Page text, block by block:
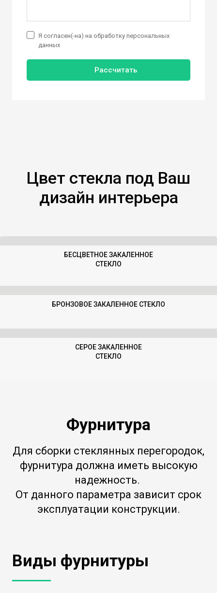
Рассчитать
Я согласен(-на) на обработку персональных
данных
Цвет стекла под Ваш
дизайн интерьера
Прозрачное стекло
БЕСЦВЕТНОЕ ЗАКАЛЕННОЕ
СТЕКЛО
БРОНЗОВОЕ ЗАКАЛЕННОЕ СТЕКЛО
Серое стекло
СЕРОЕ ЗАКАЛЕННОЕ
СТЕКЛО
Фурнитура
Для сборки стеклянных перегородок,
фурнитура должна иметь высокую
надежность.
От данного параметра зависит срок
эксплуатации конструкции.
Виды фурнитуры